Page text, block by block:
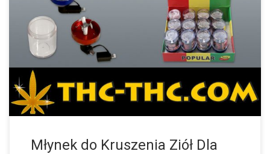
W naszym sklepie pojawił się ostatnio ciekawy młynek do
kruszenia […]
Młynek do Kruszenia Ziół Dla